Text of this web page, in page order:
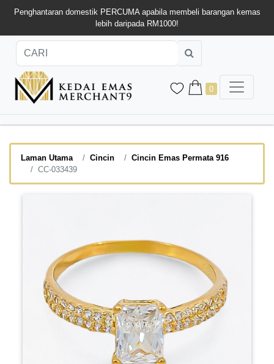
Penghantaran domestik PERCUMA apabila membeli barangan kemas
lebih daripada RM1000!
0
Laman Utama Cincin
Cincin Emas Permata 916
CC-033439